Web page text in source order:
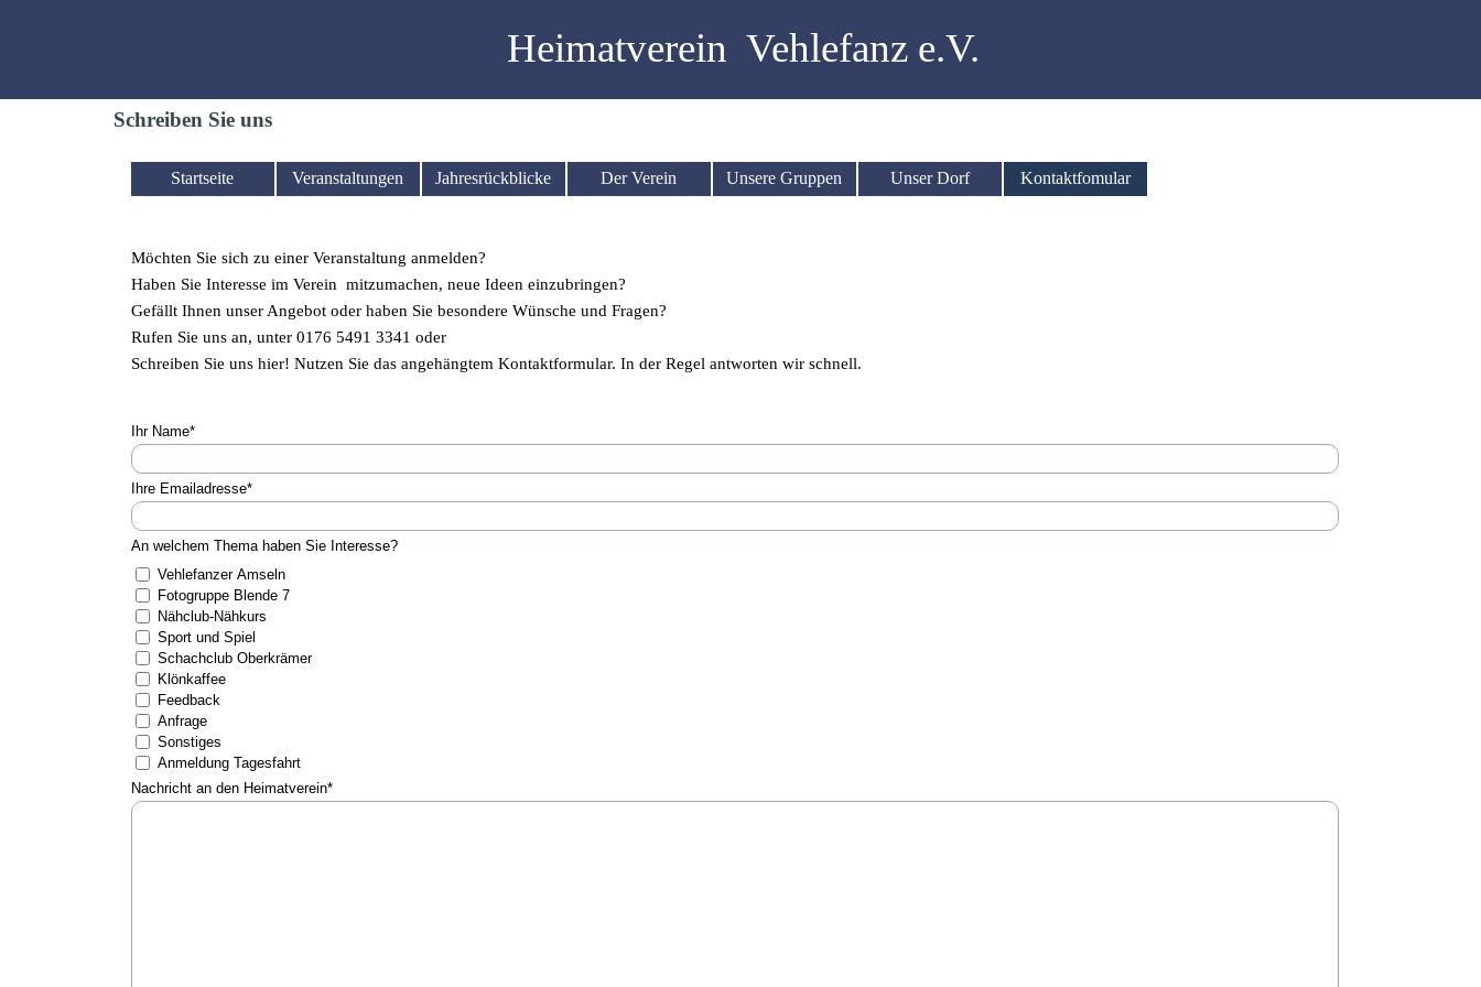
Heimatverein  Vehlefanz e.V.
Schreiben Sie uns
Startseite Veranstaltungen ▼
Jahresrückblicke ▼
Der Verein ▼
Unsere Gruppen ▼
Unser Dorf ▼
Kontaktfomular
Möchten Sie sich zu einer Veranstaltung anmelden?
Haben Sie Interesse im Verein mitzumachen, neue Ideen einzubringen?
Gefällt Ihnen unser Angebot oder haben Sie besondere Wünsche und Fragen?
Rufen Sie uns an, unter 0176 5491 3341 oder
Schreiben Sie uns hier! Nutzen Sie das angehängtem Kontaktformular. In der Regel antworten wir schnell.
Ihr Name*
Ihre Emailadresse*
An welchem Thema haben Sie Interesse?
Vehlefanzer Amseln
Fotogruppe Blende 7
Nähclub-Nähkurs
Sport und Spiel
Schachclub Oberkrämer
Klönkaffee
Feedback
Anfrage
Sonstiges
Anmeldung Tagesfahrt
Nachricht an den Heimatverein*